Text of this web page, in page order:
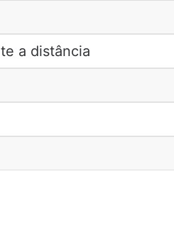
a distância